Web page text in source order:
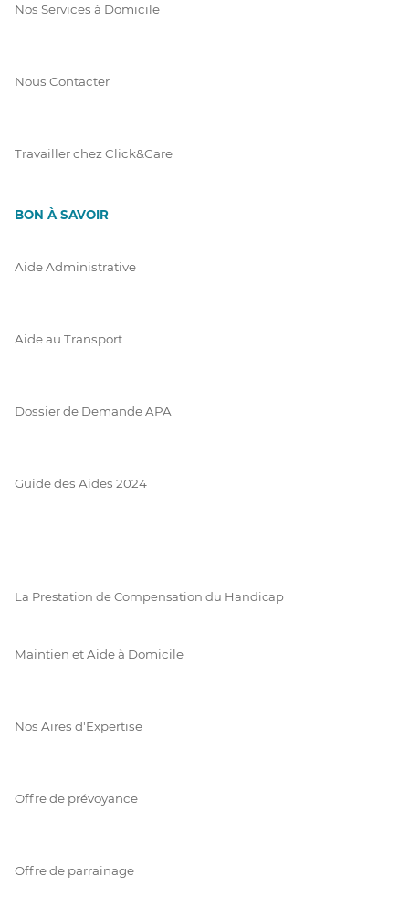
Nos Services à Domicile
Nous Contacter
Travailler chez Click&Care
BON À SAVOIR
Aide Administrative
Aide au Transport
Dossier de Demande APA
Guide des Aides 2024
La Prestation de Compensation du Handicap
Maintien et Aide à Domicile
Nos Aires d'Expertise
Offre de prévoyance
Offre de parrainage